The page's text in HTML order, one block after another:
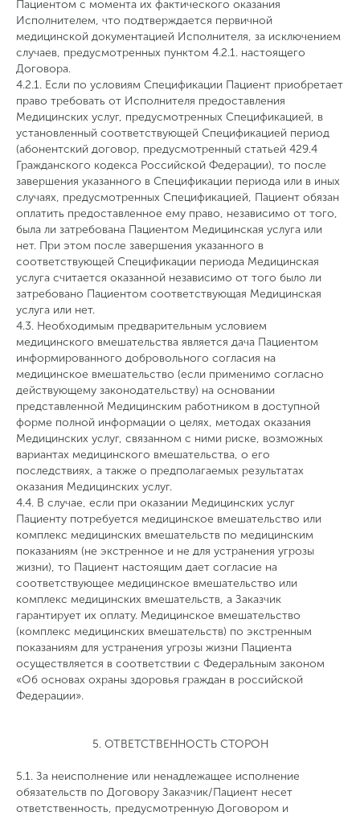
Пациентом с момента их фактического оказания
Исполнителем, что подтверждается первичной
медицинской документацией Исполнителя, за исключением
случаев, предусмотренных пунктом 4.2.1. настоящего
Договора.
4.2.1. Если по условиям Спецификации Пациент приобретает
право требовать от Исполнителя предоставления
Медицинских услуг, предусмотренных Спецификацией, в
установленный соответствующей Спецификацией период
(абонентский договор, предусмотренный статьей 429.4
Гражданского кодекса Российской Федерации), то после
завершения указанного в Спецификации периода или в иных
случаях, предусмотренных Спецификацией, Пациент обязан
оплатить предоставленное ему право, независимо от того,
была ли затребована Пациентом Медицинская услуга или
нет. При этом после завершения указанного в
соответствующей Спецификации периода Медицинская
услуга считается оказанной независимо от того было ли
затребовано Пациентом соответствующая Медицинская
услуга или нет.
4.3. Необходимым предварительным условием
медицинского вмешательства является дача Пациентом
информированного добровольного согласия на
медицинское вмешательство (если применимо согласно
действующему законодательству) на основании
представленной Медицинским работником в доступной
форме полной информации о целях, методах оказания
Медицинских услуг, связанном с ними риске, возможных
вариантах медицинского вмешательства, о его
последствиях, а также о предполагаемых результатах
оказания Медицинских услуг.
4.4. В случае, если при оказании Медицинских услуг
Пациенту потребуется медицинское вмешательство или
комплекс медицинских вмешательств по медицинским
показаниям (не экстренное и не для устранения угрозы
жизни), то Пациент настоящим дает согласие на
соответствующее медицинское вмешательство или
комплекс медицинских вмешательств, а Заказчик
гарантирует их оплату. Медицинское вмешательство
(комплекс медицинских вмешательств) по экстренным
показаниям для устранения угрозы жизни Пациента
осуществляется в соответствии с Федеральным законом
«Об основах охраны здоровья граждан в российской
Федерации».
5. ОТВЕТСТВЕННОСТЬ СТОРОН
5.1. За неисполнение или ненадлежащее исполнение
обязательств по Договору Заказчик/Пациент несет
ответственность, предусмотренную Договором и